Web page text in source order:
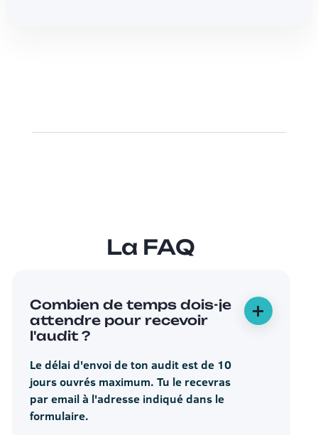
La FAQ
Combien de temps dois-je
attendre pour recevoir
l'audit ?
Le délai d'envoi de ton audit est de 10
jours ouvrés maximum. Tu le recevras
par email à l'adresse indiqué dans le
formulaire.